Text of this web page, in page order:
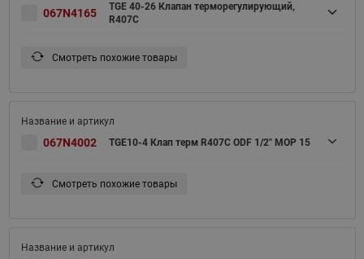
067N4165
TGE 40-26 Клапан терморегулирующий,
R407C
Смотреть похожие товары
067N4002 TGE10-4 Клап терм R407С ODF 1/2" MOP 15
Смотреть похожие товары